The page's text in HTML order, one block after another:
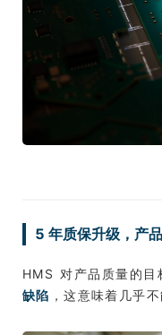
5 年质保升级，产
HMS 对产品质量的目
缺陷 ，这意味着几乎